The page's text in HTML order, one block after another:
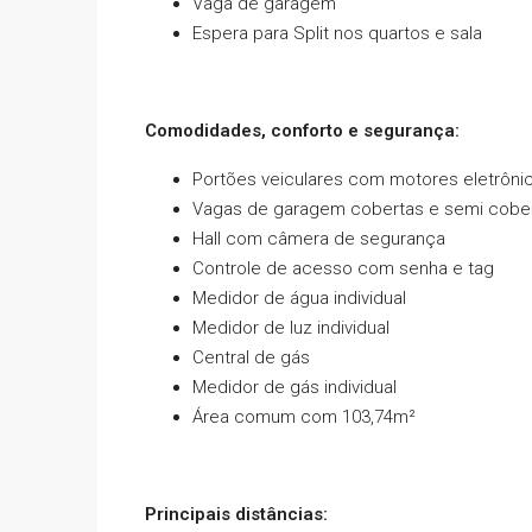
Espera para Split nos quartos e sala
Comodidades, conforto e segurança:
Portões veiculares com motores
Vagas de garagem cobertas e semi
Hall com câmera de segurança
Controle de acesso com senha e tag
Medidor de água individual
Medidor de luz individual
Central de gás
Medidor de gás individual
Área comum com 103,74m²
Principais distâncias: